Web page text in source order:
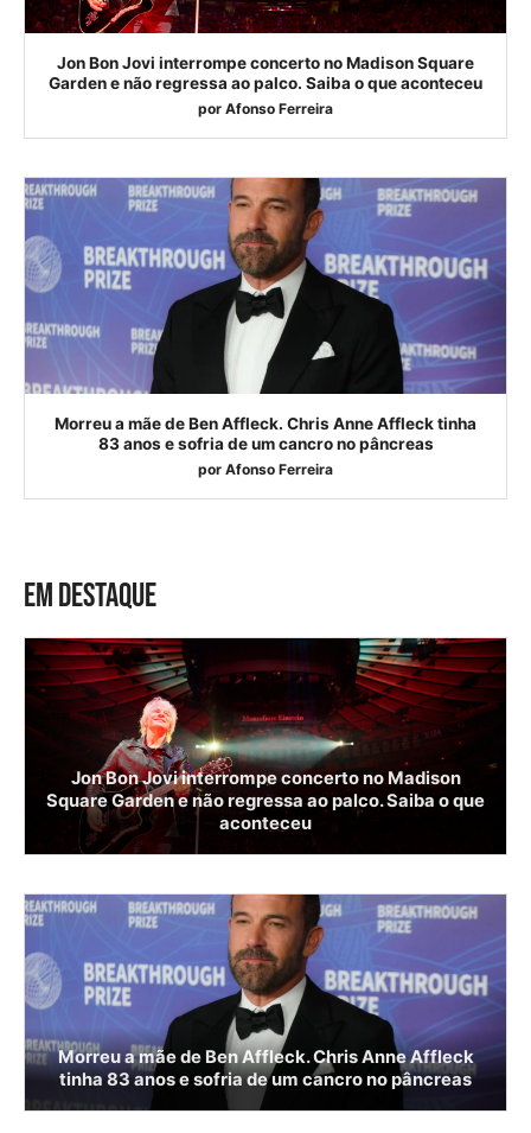
Jon Bon Jovi interrompe concerto no Madison Square
Garden e não regressa ao palco. Saiba o que aconteceu
por Afonso Ferreira
Morreu a mãe de Ben Affleck. Chris Anne Affleck tinha
83 anos e sofria de um cancro no pâncreas
por Afonso Ferreira
EM DESTAQUE
Jon Bon Jovi interrompe concerto no Madison
Square Garden e não regressa ao palco. Saiba o que
aconteceu
Morreu a mãe de Ben Affleck. Chris Anne Affleck
tinha 83 anos e sofria de um cancro no pâncreas